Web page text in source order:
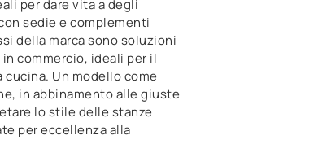
per dare vita a degli
sedie e complementi
della marca sono soluzioni
commercio, ideali per il
cucina. Un modello come
in abbinamento alle giuste
lo stile delle stanze
per eccellenza alla